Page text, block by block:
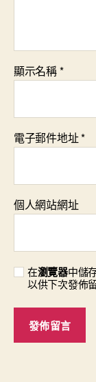
顯示名稱*
電子郵件地址*
個人網站網址
在瀏覽器中儲
以供下次發佈